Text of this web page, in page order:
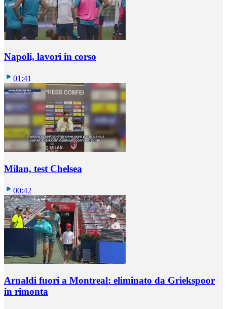
Napoli, lavori in corso
01:41
Milan, test Chelsea
00:42
Arnaldi fuori a Montreal: eliminato da Griekspoor
in rimonta